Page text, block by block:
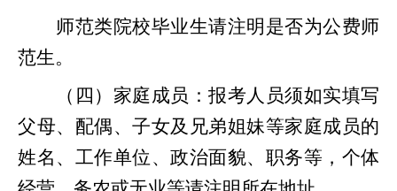
师范类院校毕业生请注明是否为公费师
范生。
（四）家庭成员：报考人员须如实填写
父母、配偶、子女及兄弟姐妹等家庭成员的
姓名、工作单位、政治面貌、职务等，个体